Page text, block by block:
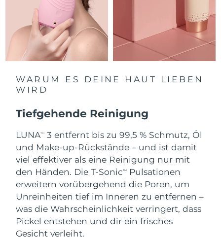
WARUM ES DEINE HAUT LIEBEN
WIRD
Tiefgehende Reinigung
LUNATM
3 entfernt bis zu 99,5 % Schmutz, Öl
und Make-up-Rückstände – und ist damit
viel effektiver als eine Reinigung nur mit
den Händen. Die T-SonicTM
Pulsationen
erweitern vorübergehend die Poren, um
Unreinheiten tief im Inneren zu entfernen –
was die Wahrscheinlichkeit verringert, dass
Pickel entstehen und dir ein frisches
Gesicht verleiht.
Saudi-Arabien 8/11/26
Singapur Erwartete Lieferung 8/12/26
Slowakei Erwartete Lieferung8/10/26
Slowenien
Südafrika Erwartete Lieferung
Südkorea Erwartete Lieferung8/12/26
Spanien Erwartete Lieferung 8/10/26
Schweden
Schweiz Erwartete Lieferung8/10/26
Taiwan Erwartete Lieferung